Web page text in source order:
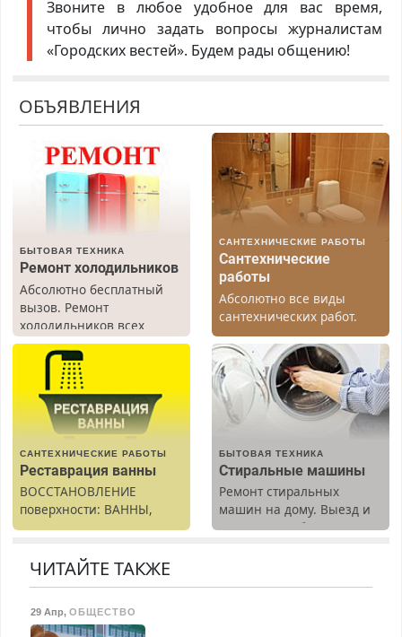
Звоните в любое удобное для вас время,
чтобы лично задать вопросы журналистам
«Городских вестей». Будем рады общению!
ОБЪЯВЛЕНИЯ
БЫТОВАЯ ТЕХНИКА
Ремонт холодильников
Абсолютно бесплатный
вызов. Ремонт
холодильников всех
марок на дому, с
гарантией. Все р-ны.
Срочно. Без выходных.
Пенсионерам – скидки до
40%. Мастер со стажем.
САНТЕХНИЧЕСКИЕ РАБОТЫ
Сантехнические
работы
Абсолютно все виды
сантехнических работ.
Быстро. Качественно.
Недорого.
САНТЕХНИЧЕСКИЕ РАБОТЫ
Реставрация ванны
ВОССТАНОВЛЕНИЕ
поверхности: ВАННЫ,
раковины, подоконника.
реставрации. 100%
результат.
БЫТОВАЯ ТЕХНИКА
Стиральные машины
Ремонт стиральных
машин на дому. Выезд и
диагностика бесплатно.
ЧИТАЙТЕ ТАКЖЕ
29 Апр, ОБЩЕСТВО